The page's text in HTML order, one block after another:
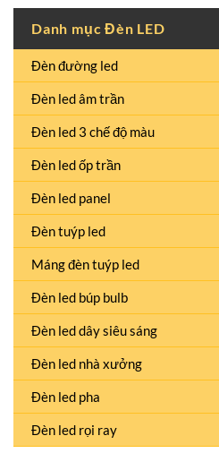
Danh mục Đèn LED
Đèn đường led
Đèn led âm trần
Đèn led 3 chế độ màu
Đèn led ốp trần
Đèn led panel
Đèn tuýp led
Máng đèn tuýp led
Đèn led búp bulb
Đèn led dây siêu sáng
Đèn led nhà xưởng
Đèn led pha
Đèn led rọi ray